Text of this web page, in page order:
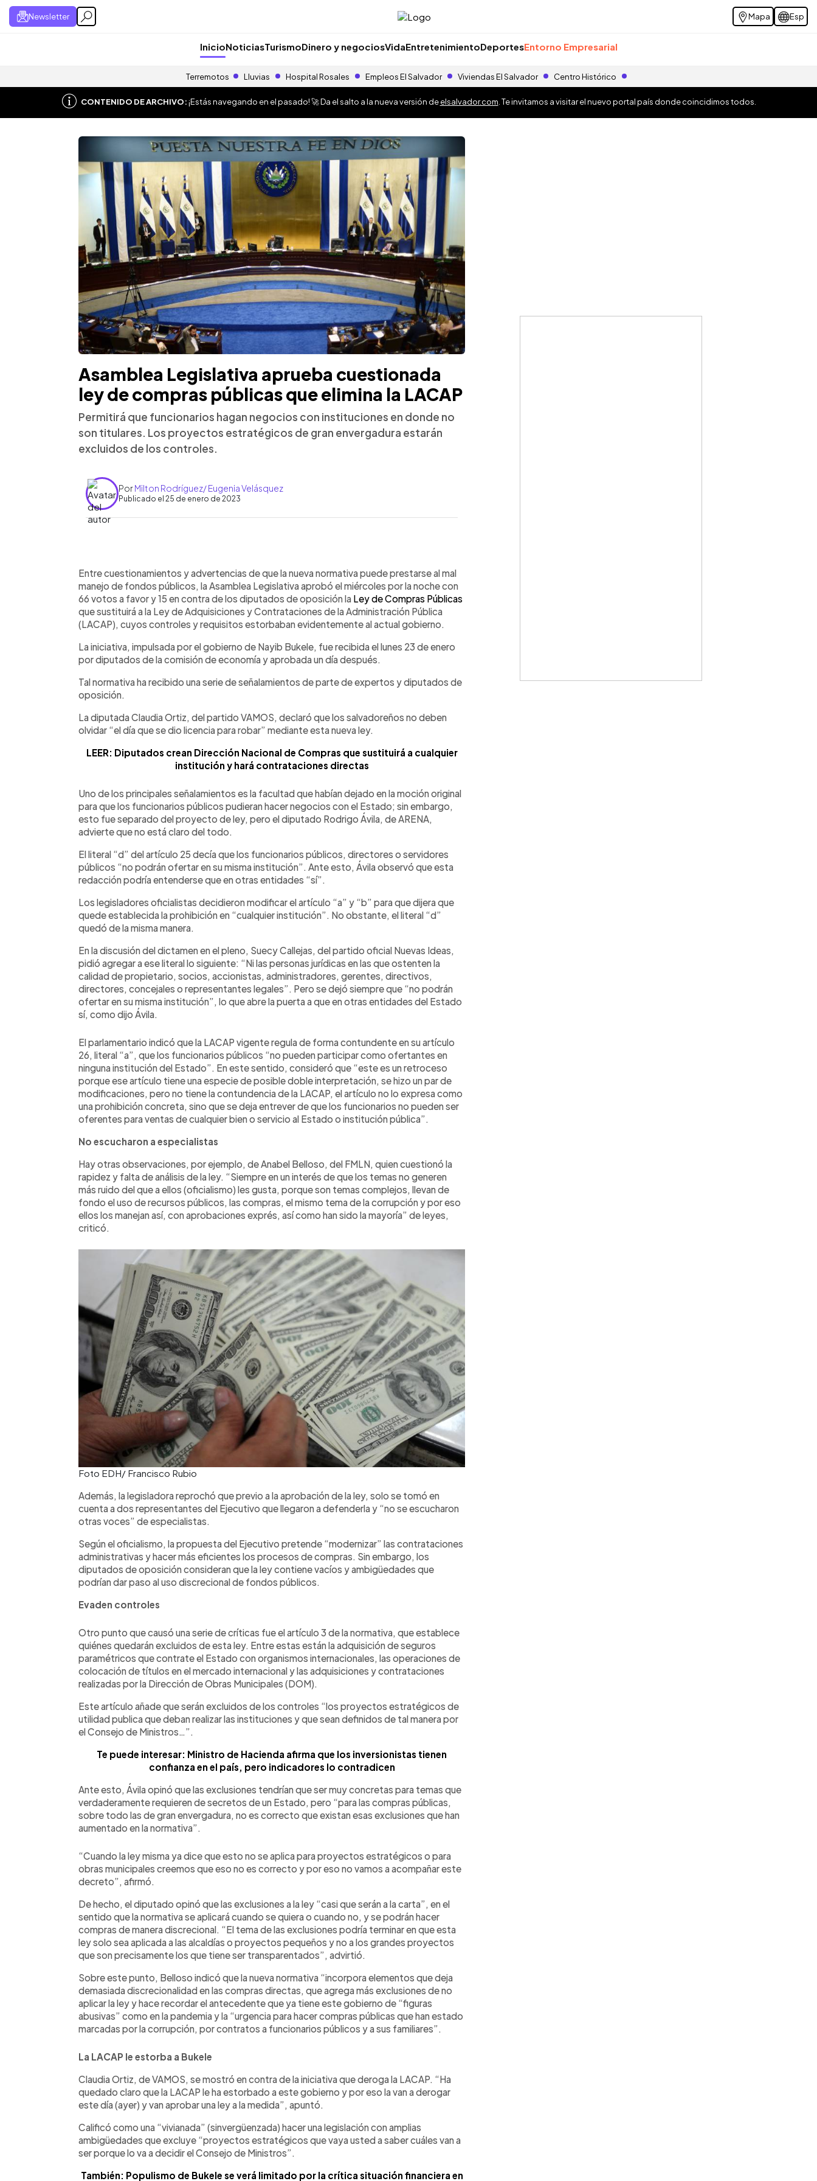
Newsletter Mapa Esp
InicioNoticiasTurismoDinero y negociosVidaEntretenimientoDeportesEntorno Empresarial
Terremotos Lluvias Hospital Rosales Empleos El Salvador Viviendas El Salvador Centro Histórico
CONTENIDO DE ARCHIVO:¡Estás navegando en el pasado! 🚀 Da el salto a la nueva versión deelsalvador.com . Te invitamos a visitar el nuevo portal país donde coincidimos todos.
Asamblea Legislativa aprueba cuestionada
ley de compras públicas que elimina la LACAP
Permitirá que funcionarios hagan negocios con instituciones en donde no
son titulares. Los proyectos estratégicos de gran envergadura estarán
excluidos de los controles.
PorMilton Rodríguez/ Eugenia Velásquez
Publicado el 25 de enero de 2023
► Escuchar artículo
Entre cuestionamientos y advertencias de que la nueva normativa puede prestarse al mal
manejo de fondos públicos, la Asamblea Legislativa aprobó el miércoles por la noche con
66 votos a favor y 15 en contra de los diputados de oposición la Ley de Compras Públicas
que sustituirá a la Ley de Adquisiciones y Contrataciones de la Administración Pública
(LACAP), cuyos controles y requisitos estorbaban evidentemente al actual gobierno.
La iniciativa, impulsada por el gobierno de Nayib Bukele, fue recibida el lunes 23 de enero
por diputados de la comisión de economía y aprobada un día después.
Tal normativa ha recibido una serie de señalamientos de parte de expertos y diputados de
oposición.
La diputada Claudia Ortiz, del partido VAMOS, declaró que los salvadoreños no deben
olvidar “el día que se dio licencia para robar” mediante esta nueva ley.
LEER: Diputados crean Dirección Nacional de Compras que sustituirá a cualquier
institución y hará contrataciones directas
Uno de los principales señalamientos es la facultad que habían dejado en la moción original
para que los funcionarios públicos pudieran hacer negocios con el Estado; sin embargo,
esto fue separado del proyecto de ley, pero el diputado Rodrigo Ávila, de ARENA,
advierte que no está claro del todo.
El literal “d” del artículo 25 decía que los funcionarios públicos, directores o servidores
públicos “no podrán ofertar en su misma institución”. Ante esto, Ávila observó que esta
redacción podría entenderse que en otras entidades “sí”.
Los legisladores oficialistas decidieron modificar el artículo “a” y “b” para que dijera que
quede establecida la prohibición en “cualquier institución”. No obstante, el literal “d”
quedó de la misma manera.
En la discusión del dictamen en el pleno, Suecy Callejas, del partido oficial Nuevas Ideas,
pidió agregar a ese literal lo siguiente: “Ni las personas jurídicas en las que ostenten la
calidad de propietario, socios, accionistas, administradores, gerentes, directivos,
directores, concejales o representantes legales”. Pero se dejó siempre que “no podrán
ofertar en su misma institución”, lo que abre la puerta a que en otras entidades del Estado
sí, como dijo Ávila.
El parlamentario indicó que la LACAP vigente regula de forma contundente en su artículo
26, literal “a”, que los funcionarios públicos “no pueden participar como ofertantes en
ninguna institución del Estado”. En este sentido, consideró que “este es un retroceso
porque ese artículo tiene una especie de posible doble interpretación, se hizo un par de
modificaciones, pero no tiene la contundencia de la LACAP, el artículo no lo expresa como
una prohibición concreta, sino que se deja entrever de que los funcionarios no pueden ser
oferentes para ventas de cualquier bien o servicio al Estado o institución pública”.
No escucharon a especialistas
Hay otras observaciones, por ejemplo, de Anabel Belloso, del FMLN, quien cuestionó la
rapidez y falta de análisis de la ley. “Siempre en un interés de que los temas no generen
más ruido del que a ellos (oficialismo) les gusta, porque son temas complejos, llevan de
fondo el uso de recursos públicos, las compras, el mismo tema de la corrupción y por eso
ellos los manejan así, con aprobaciones exprés, así como han sido la mayoría” de leyes,
criticó.
Foto EDH/ Francisco Rubio
Además, la legisladora reprochó que previo a la aprobación de la ley, solo se tomó en
cuenta a dos representantes del Ejecutivo que llegaron a defenderla y “no se escucharon
otras voces” de especialistas.
Según el oficialismo, la propuesta del Ejecutivo pretende “modernizar” las contrataciones
administrativas y hacer más eficientes los procesos de compras. Sin embargo, los
diputados de oposición consideran que la ley contiene vacíos y ambigüedades que
podrían dar paso al uso discrecional de fondos públicos.
Evaden controles
Otro punto que causó una serie de críticas fue el artículo 3 de la normativa, que establece
quiénes quedarán excluidos de esta ley. Entre estas están la adquisición de seguros
paramétricos que contrate el Estado con organismos internacionales, las operaciones de
colocación de títulos en el mercado internacional y las adquisiciones y contrataciones
realizadas por la Dirección de Obras Municipales (DOM).
Este artículo añade que serán excluidos de los controles “los proyectos estratégicos de
utilidad publica que deban realizar las instituciones y que sean definidos de tal manera por
el Consejo de Ministros…”.
Te puede interesar: Ministro de Hacienda afirma que los inversionistas tienen
confianza en el país, pero indicadores lo contradicen
Ante esto, Ávila opinó que las exclusiones tendrían que ser muy concretas para temas que
verdaderamente requieren de secretos de un Estado, pero “para las compras públicas,
sobre todo las de gran envergadura, no es correcto que existan esas exclusiones que han
aumentado en la normativa”.
“Cuando la ley misma ya dice que esto no se aplica para proyectos estratégicos o para
obras municipales creemos que eso no es correcto y por eso no vamos a acompañar este
decreto”, afirmó.
De hecho, el diputado opinó que las exclusiones a la ley “casi que serán a la carta”, en el
sentido que la normativa se aplicará cuando se quiera o cuando no, y se podrán hacer
compras de manera discrecional. “El tema de las exclusiones podría terminar en que esta
ley solo sea aplicada a las alcaldías o proyectos pequeños y no a los grandes proyectos
que son precisamente los que tiene ser transparentados”, advirtió.
Sobre este punto, Belloso indicó que la nueva normativa “incorpora elementos que deja
demasiada discrecionalidad en las compras directas, que agrega más exclusiones de no
aplicar la ley y hace recordar el antecedente que ya tiene este gobierno de “figuras
abusivas” como en la pandemia y la “urgencia para hacer compras públicas que han estado
marcadas por la corrupción, por contratos a funcionarios públicos y a sus familiares”.
La LACAP le estorba a Bukele
Claudia Ortiz, de VAMOS, se mostró en contra de la iniciativa que deroga la LACAP. “Ha
quedado claro que la LACAP le ha estorbado a este gobierno y por eso la van a derogar
este día (ayer) y van aprobar una ley a la medida”, apuntó.
Calificó como una “vivianada” (sinvergüenzada) hacer una legislación con amplias
ambigüedades que excluye “proyectos estratégicos que vaya usted a saber cuáles van a
ser porque lo va a decidir el Consejo de Ministros”.
También: Populismo de Bukele se verá limitado por la crítica situación financiera en